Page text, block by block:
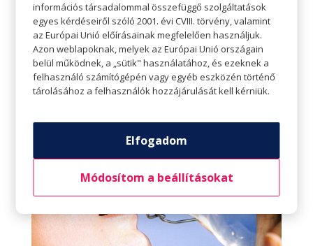
Segíti a tápanyagok felszívódását
Amellett, hogy segíti az étel lebontását, a víz
segít feloldani a vitaminokat, ásványi anyagokat
és más tápanyagokat az ételből. Ezeket aztán a
test többi részéhez szállítja felhasználásra.
információs társadalommal összefüggő szolgáltatások
egyes kérdéseiről szóló 2001. évi CVIII. törvény, valamint
az Európai Unió előírásainak megfelelően használjuk.
Azon weblapoknak, melyek az Európai Unió országain
belül működnek, a „sütik" használatához, és ezeknek a
felhasználó számítógépén vagy egyéb eszközén történő
tárolásához a felhasználók hozzájárulását kell kérniük.
Elfogadom
Módosítom a beállításokat